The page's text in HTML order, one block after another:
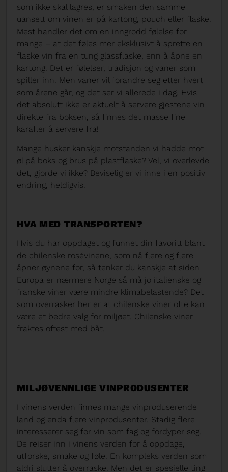
som ikke skal lagres, er smaken den samme
uansett om vinen er på kartong, pouch eller flaske.
Mest handler det om en inngrodd følelse for
mange – at det føles mer eksklusivt å sprette en
flaske vin fra en tung glassflaske, enn å åpne en
kartong. Det er følelser, tradisjon og vaner som
spiller inn. Men vaner vil forandre seg etter hvert
som årene går, og det ser vi allerede i dag. Hvis
det absolutt ikke er aktuelt å servere gjestene vin
direkte fra boksen, så finnes det masse fine
karafler å servere fra!
Mange husker kanskje motstanden vi hadde mot
øl på boks og brus på plastflaske? Vel, vi overlevde
det, gjorde vi ikke? Beviselig er vi inne i en positiv
endring, heldigvis.
HVA MED TRANSPORTEN?
Hvis du har oppdaget og funnet din favoritt blant
de chilenske rosévinene, som nå flere og flere
åpner øynene for, så tenker du kanskje at siden
Europa er nærmere Norge så må jo italienske og
franske viner være mindre klimabelastende? Det
som overrasker her er at chilenske viner ofte kan
være et bedre valg for miljøet. Chilenske viner
fraktes oftest med båt.
MILJØVENNLIGE VINPRODUSENTER
I vinens verden finnes mange vinproduserende
land og enda flere vinprodusenter. Stadig flere
interesserer seg for vin som fag og fordyper seg.
De reiser inn i vinens verden for å oppdage,
utforske, smake og føle. En kompleks verden som
aldri slutter å overraske. Men det er spesielle ting